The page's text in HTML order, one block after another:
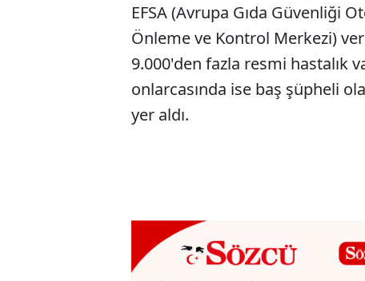
EFSA (Avrupa Gıda Güvenliği
Önleme ve Kontrol Merkezi)
9.000'den fazla resmi hastalık
onlarcasında ise baş şüpheli
yer aldı.